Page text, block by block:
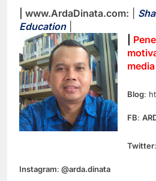
| www.ArdaDinata.com:
Education|
Blog:
FB:
Twitter:
Instagram: @arda.dinata